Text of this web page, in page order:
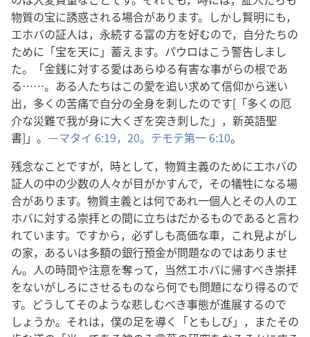
物質の宝に誘惑される場合があります。しかし賢明にも，
エホバの証人は，永続する富の方を好むので，自分たちの
ために「宝を天に」蓄えます。パウロはこう警告しまし
た。「金銭に対する愛はあらゆる有害な事がらの根であ
る……。ある人たちはこの愛を追い求めて信仰から迷い
出，多くの苦痛で自分の全身を刺したのです[「多くの厄
介な災難で我が身に大くぎを突き刺した」，新英語聖
書]」。―マタイ 6:19，20。 テモテ第一 6:10。
残念なことですが，時として，物質主義のためにエホバの
証人の中の少数の人々が目がかすんで，その犠牲になる場
合があります。物質主義とは何であれ一個人とその人のエ
ホバに対する崇拝との間に立ちはだかるものであると言わ
れています。ですから，必ずしも高価な車，これ見よがし
の家，あるいは多額の銀行預金が問題なのではありませ
ん。人の時間や注意を奪って，当然エホバに帰すべき崇拝
をないがしろにさせるものなら何でも問題になり得るので
す。どうしてそのような悲しむべき事態が進展するので
しょうか。それは，僕の足を導く「ともしび」，またその